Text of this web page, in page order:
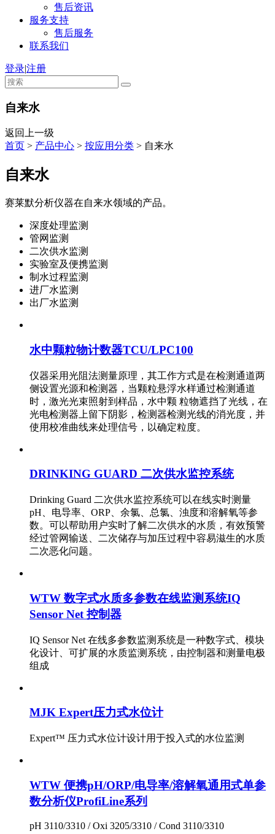
售后资讯
服务支持
售后服务
联系我们
登录|注册
自来水
返回上一级
首页 > 产品中心 > 按应用分类 > 自来水
自来水
赛莱默分析仪器在自来水领域的产品。
深度处理监测
管网监测
二次供水监测
实验室及便携监测
制水过程监测
进厂水监测
出厂水监测
水中颗粒物计数器TCU/LPC100
仪器采用光阻法测量原理，其工作方式是在检测通道两
侧设置光源和检测器，当颗粒悬浮水样通过检测通道
时，激光光束照射到样品，水中颗 粒物遮挡了光线，在
光电检测器上留下阴影，检测器检测光线的消光度，并
使用校准曲线来处理信号，以确定粒度。
DRINKING GUARD 二次供水监控系统
Drinking Guard 二次供水监控系统可以在线实时测量
pH、电导率、ORP、余氯、总氯、浊度和溶解氧等参
数。可以帮助用户实时了解二次供水的水质，有效预警
经过管网输送、二次储存与加压过程中容易滋生的水质
二次恶化问题。
WTW 数字式水质多参数在线监测系统IQ
Sensor Net 控制器
IQ Sensor Net 在线多参数监测系统是一种数字式、模块
化设计、可扩展的水质监测系统，由控制器和测量电极
组成
MJK Expert压力式水位计
Expert™ 压力式水位计设计用于投入式的水位监测
WTW 便携pH/ORP/电导率/溶解氧通用式单参
数分析仪ProfiLine系列
pH 3110/3310 / Oxi 3205/3310 / Cond 3110/3310